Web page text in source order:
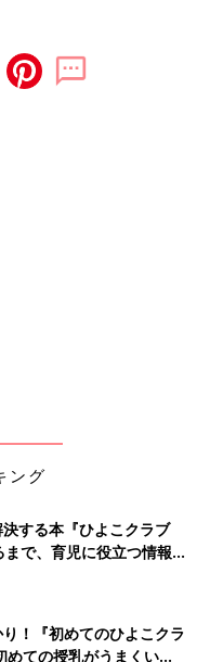
ング
する本『ひよこクラブ
で、育児に役立つ情報が
！『初めてのひよこクラ
めての授乳がうまくい